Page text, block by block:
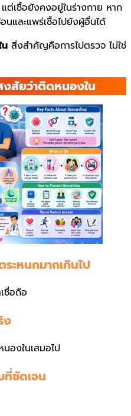
ต่เชื้อยังคงอยู่ในร่างกาย หาก
นและแพร่เชื้อไปยังผู้อื่นได้
สิ่งสำคัญคือการไปตรวจ ไม่ใช่
งสัยว่าติดหนองใน
ะหนกมากเกินไป
ชื่อถือ
ง
นองในเสมอไป
ที่ชัดเจน